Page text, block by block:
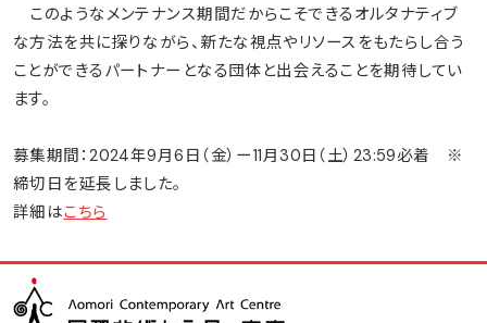
このようなメンテナンス期間だからこそできるオルタナティブ
な方法を共に探りながら、新たな視点やリソースをもたらし合う
ことができるパートナーとなる団体と出会えることを期待してい
ます。
募集期間：2024年9月6日（金）ー11月30日（土）23:59必着 ※
締切日を延長しました。
詳細はこちら